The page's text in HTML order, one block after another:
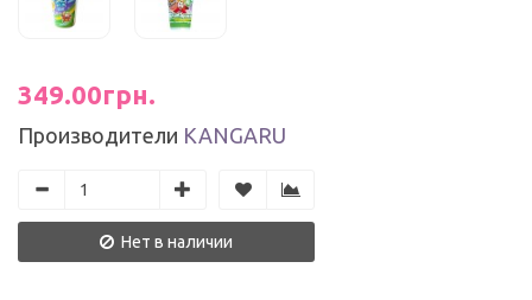
349.00грн.
Производители KANGARU
Нет в наличии